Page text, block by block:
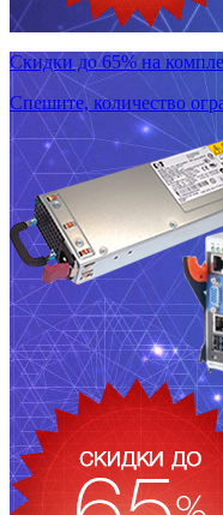
Скидки до 65% на
Спешите, количество